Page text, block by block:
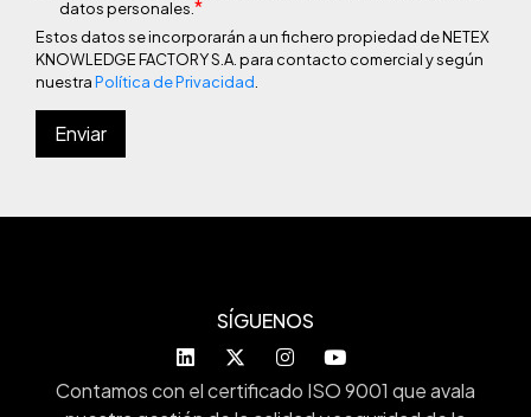
datos personales. *
Estos datos se incorporarán a un fichero propiedad de NETEX
KNOWLEDGE FACTORY S.A. para contacto comercial y según
nuestraPolítica de Privacidad
SÍGUENOS
Contamos con el certificado ISO 9001 que avala